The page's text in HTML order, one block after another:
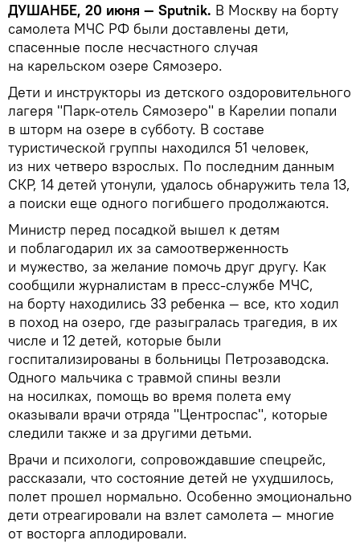
ДУШАНБЕ, 20 июня — Sputnik. В Москву на борту
самолета МЧС РФ были доставлены дети,
спасенные после несчастного случая
на карельском озере Сямозеро.
Дети и инструкторы из детского оздоровительного
лагеря "Парк-отель Сямозеро" в Карелии попали
в шторм на озере в субботу. В составе
туристической группы находился 51 человек,
из них четверо взрослых. По последним данным
СКР, 14 детей утонули, удалось обнаружить тела 13,
а поиски еще одного погибшего продолжаются.
Министр перед посадкой вышел к детям
и поблагодарил их за самоотверженность
и мужество, за желание помочь друг другу. Как
сообщили журналистам в пресс-службе МЧС,
на борту находились 33 ребенка — все, кто ходил
в поход на озеро, где разыгралась трагедия, в их
числе и 12 детей, которые были
госпитализированы в больницы Петрозаводска.
Одного мальчика с травмой спины везли
на носилках, помощь во время полета ему
оказывали врачи отряда "Центроспас", которые
следили также и за другими детьми.
Врачи и психологи, сопровождавшие спецрейс,
рассказали, что состояние детей не ухудшилось,
полет прошел нормально. Особенно эмоционально
дети отреагировали на взлет самолета — многие
от восторга аплодировали.